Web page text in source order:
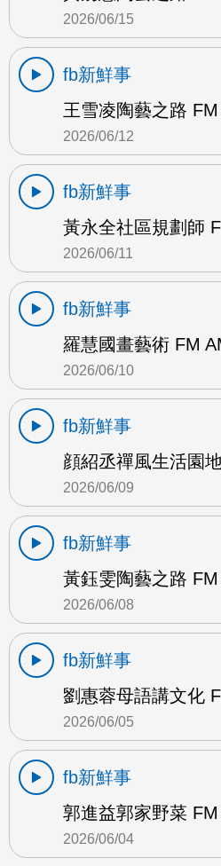
2026/06/15
fb新鮮事
王雪凌陶藝之路 FM
2026/06/12
fb新鮮事
黃永全社區規劃師
2026/06/11
fb新鮮事
羅慧國畫藝術 FM
2026/06/10
fb新鮮事
顔紹丞禪風生活園
2026/06/09
fb新鮮事
黃鈺雯陶藝之路 FM
2026/06/08
fb新鮮事
劉惠蓉母語講文化
2026/06/05
fb新鮮事
郭進益郭家野菜 FM
2026/06/04